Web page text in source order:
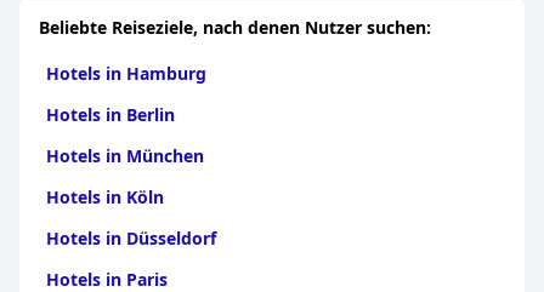
Beliebte Reiseziele, nach denen Nutzer suchen:
Hotels in Hamburg
Hotels in Berlin
Hotels in München
Hotels in Köln
Hotels in Düsseldorf
Hotels in Paris